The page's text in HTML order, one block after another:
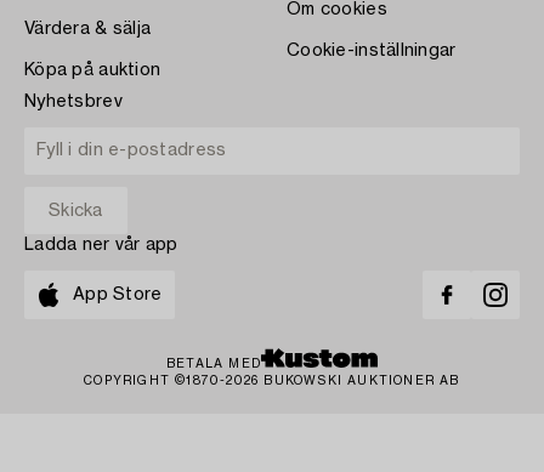
Värdera & sälja
Köpa på auktion
Om cookies
Cookie-inställningar
Nyhetsbrev
Ladda ner vår app
App Store
BETALA MED
COPYRIGHT ©1870-2026 BUKOWSKI AUKTIONER AB